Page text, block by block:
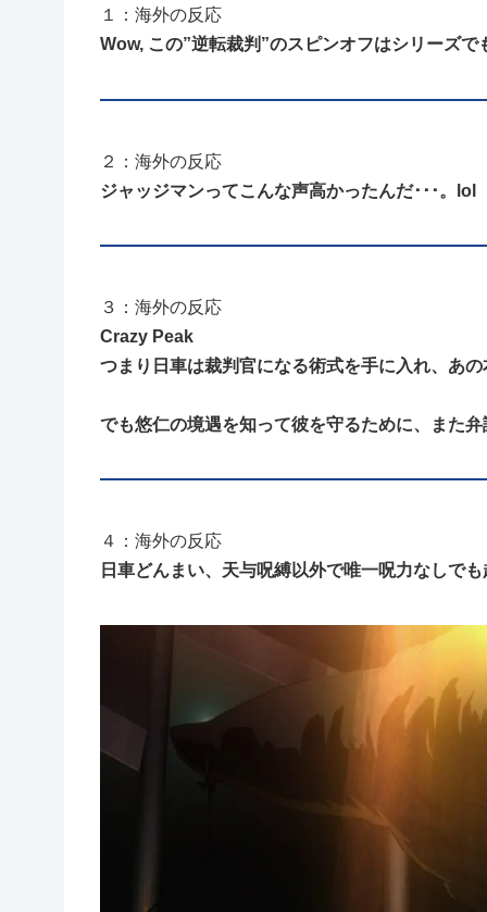
１：海外の反応
Wow, この”逆転裁判”のスピンオフはシリーズで
２：海外の反応
ジャッジマンってこんな声高かったんだ･･･。lol
３：海外の反応
Crazy Peak
つまり日車は裁判官になる術式を手に入れ、あ
でも悠仁の境遇を知って彼を守るために、また
４：海外の反応
日車どんまい、天与呪縛以外で唯一呪力なしで